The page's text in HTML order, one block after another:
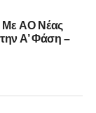
AO Nέας
Α’ Φάση –